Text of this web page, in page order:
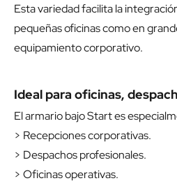
Esta variedad facilita la
pequeñas oficinas como en
equipamiento corporativo.
Ideal para oficinas,
El armario bajo Start es
> Recepciones corporativas.
> Despachos profesionales.
> Oficinas operativas.